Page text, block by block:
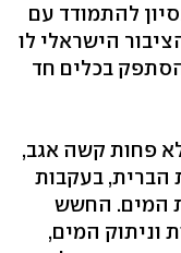
להתמודד עם
הישראלי לו
בכלים חד
פחות קשה אגב,
הברית, בעקבות
המים. החשש
וניתוק המים,